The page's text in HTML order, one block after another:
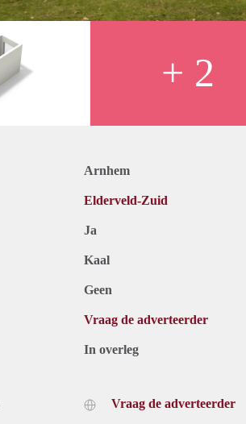
+ 2
Arnhem
Elderveld-Zuid
Ja
Kaal
Geen
Vraag de adverteerder
In overleg
Vraag de adverteerder